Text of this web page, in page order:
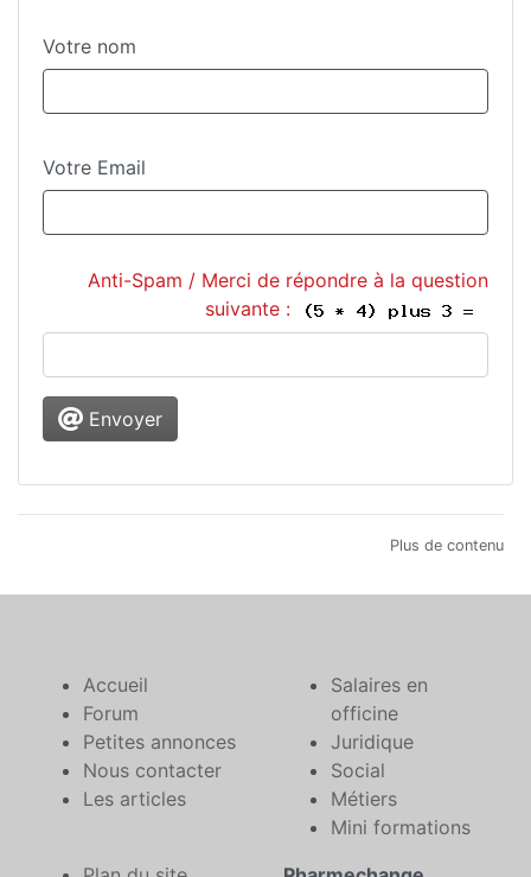
Votre nom
Votre Email
Anti-Spam / Merci de répondre à la question
suivante :
Envoyer
Plus de contenu
Accueil
Forum
Petites annonces
Nous contacter
Les articles
Salaires en
officine
Juridique
Social
Métiers
Mini formations